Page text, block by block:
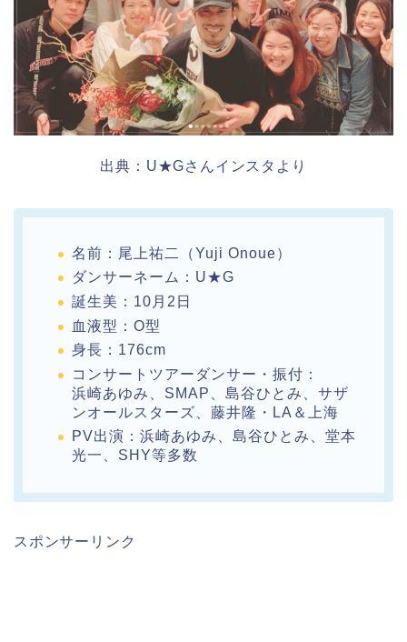
出典：U★Gさんインスタより
名前：尾上祐二（Yuji Onoue）
ダンサーネーム：U★G
誕生美：10月2日
血液型：O型
身長：176cm
コンサートツアーダンサー・振付：
浜崎あゆみ、SMAP、島谷ひとみ、サザ
ンオールスターズ、藤井隆・LA＆上海
PV出演：浜崎あゆみ、島谷ひとみ、堂本
光一、SHY等多数
スポンサーリンク